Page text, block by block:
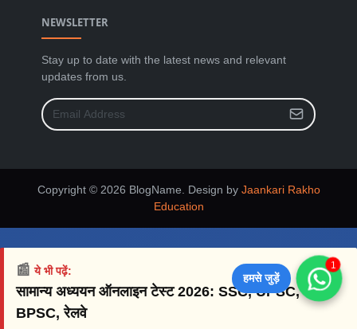
NEWSLETTER
Stay up to date with the latest news and relevant
updates from us.
Copyright © 2026 BlogName. Design by Jaankari Rakho
Education
हमसे जुड़ें
1
📰ये भी पढ़ें:
सामान्य अध्ययन ऑनलाइन टेस्ट 2026: SSC, UPSC,
BPSC, रेलवे